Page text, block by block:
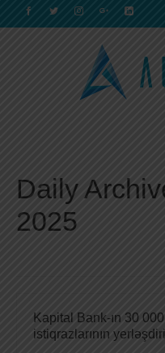
Daily
2025
Kapital Bank-ın 30
istiqrazlarının